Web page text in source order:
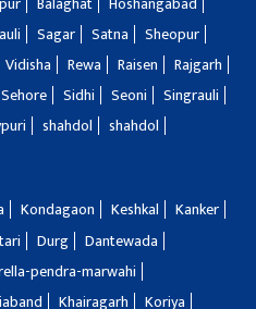
Sagar Satna
Sheopur
Vidisha Rewa Raisen
Rajgarh
Sehore Sidhi Seoni
Singrauli
shahdol
shahdol
Kondagaon Keshkal
Kanker
Durg
Dantewada
pendra-marwahi
Khairagarh
Koriya